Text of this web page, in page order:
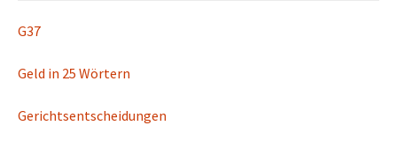
G37
Geld in 25 Wörtern
Gerichtsentscheidungen